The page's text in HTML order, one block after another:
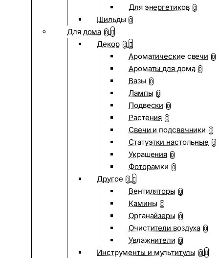
Для энергетиков 0
Шильды 0
Для дома 0
Декор 0
Ароматические свечи 0
Ароматы для дома 0
Вазы 0
Лампы 0
Подвески 0
Растения 0
Свечи и подсвечники 0
Статуэтки настольные 0
Украшения 0
Фоторамки 0
Другое 0
Вентиляторы 0
Камины 0
Органайзеры 0
Очистители воздуха 0
Увлажнители 0
Инструменты и мультитулы 0